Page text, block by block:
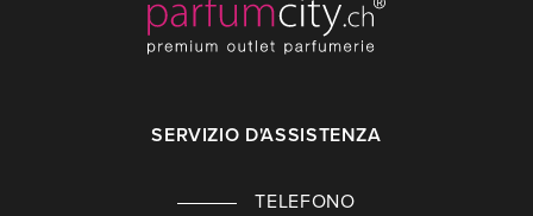
SERVIZIO D'ASSISTENZA
TELEFONO